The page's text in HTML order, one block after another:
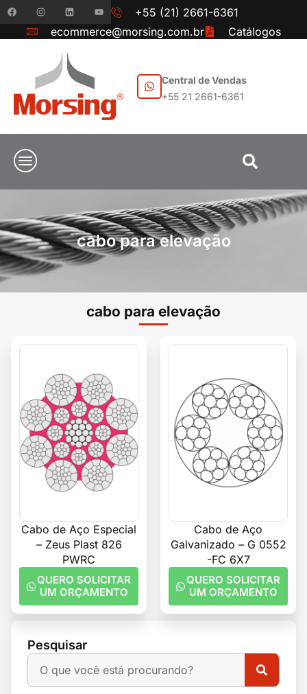
+55 (21) 2661-6361
ecommerce@morsing.com.br
Catálogos
Central de Vendas
+55 21 2661-6361
cabo para elevação
Pesquisar
cabo para elevação
Cabo de Aço Especial
– Zeus Plast 826
PWRC
QUERO SOLICITAR
UM ORÇAMENTO
Cabo de Aço
Galvanizado – G 0552
-FC 6X7
QUERO SOLICITAR
UM ORÇAMENTO